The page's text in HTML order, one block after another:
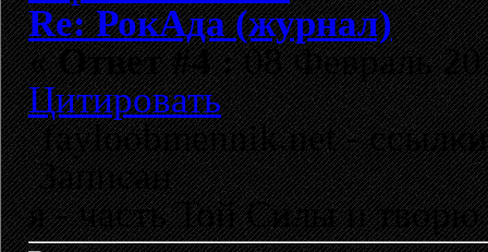
Re: РокАда (журнал)
«Ответ #4 :08 Февраль
Цитировать
fayloobmennik.net -
Записан
я - часть Той Силы и